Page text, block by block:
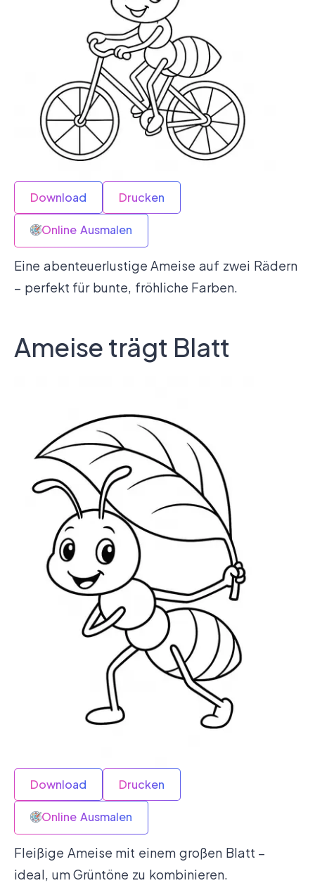
Download Drucken
Online Ausmalen
Eine abenteuerlustige Ameise auf zwei Rädern
– perfekt für bunte, fröhliche Farben.
Ameise trägt Blatt
Download Drucken
Online Ausmalen
Fleißige Ameise mit einem großen Blatt –
ideal, um Grüntöne zu kombinieren.